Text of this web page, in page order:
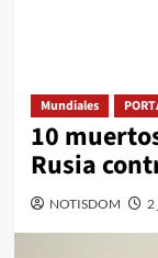
Mundiales
10
Rusia
NOTISDOM 2